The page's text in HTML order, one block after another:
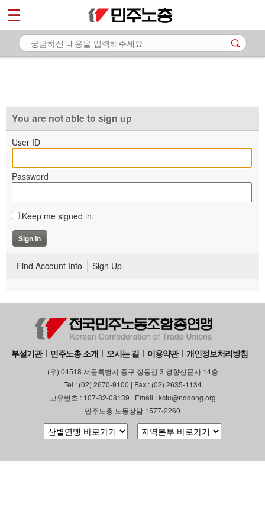
You are not able to sign up
User ID
Password
Keep me signed in.
Find Account Info Sign Up
부설기관 민주노총 소개 오시는 길 이용약관 개인정보처리방침
(우) 04518 서울특별시 중구 정동길 3 경향신문사 14층
Tel : (02) 2670-9100 | Fax : (02) 2635-1134
고유번호 : 107-82-08139 | Email : kctu@nodong.org
민주노총 노동상담 1577-2260
마이페이지
소개
자료
부설기관